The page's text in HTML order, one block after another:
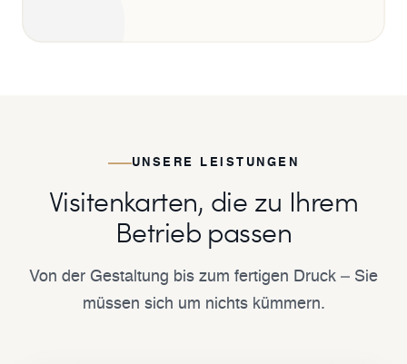
UNSERE LEISTUNGEN
Visitenkarten, die zu Ihrem
Betrieb passen
Von der Gestaltung bis zum fertigen Druck – Sie
müssen sich um nichts kümmern.